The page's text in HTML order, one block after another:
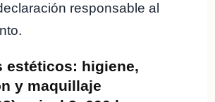
responsable al
estéticos: higiene,
y maquillaje